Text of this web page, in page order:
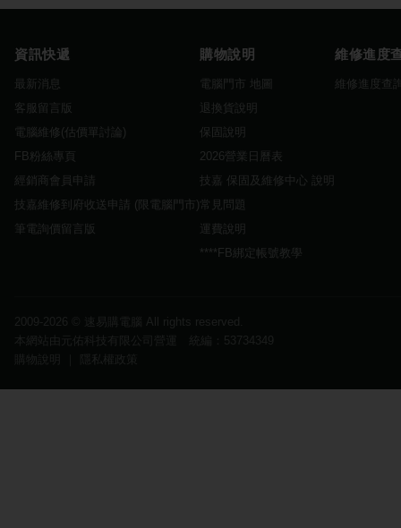
資訊快遞
最新消息
客服留言版
電腦維修(估價單討論)
FB粉絲專頁
經銷商會員申請
技嘉維修到府收送申請 (限電腦門市)
筆電詢價留言版
購物說明
電腦門市 地圖
退換貨說明
保固說明
2026營業日曆表
技嘉 保固及維修中心 說明
常見問題
運費說明
****FB綁定帳號教學
維修進度
維修進度查